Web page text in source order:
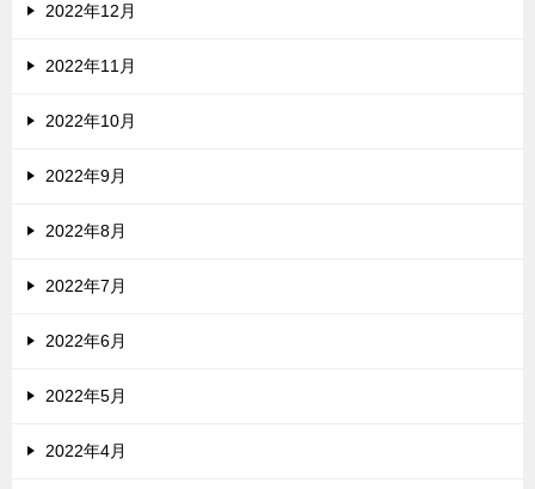
2022年12月
2022年11月
2022年10月
2022年9月
2022年8月
2022年7月
2022年6月
2022年5月
2022年4月